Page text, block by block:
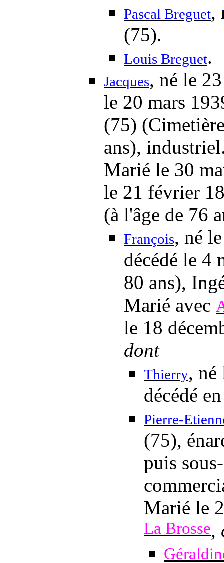
Pascal Breguet,
(75).
Louis Breguet.
Jacques, né le
le 20 mars
(75)
ans),
Marié le 30
le 21 février
(à l'âge de 76
François, né
décédé le 4
80 ans),
Marié avec
le 18
dont
Thierry, né
décédé
Pierre-
(75),
puis
Marié le
La Brosse,